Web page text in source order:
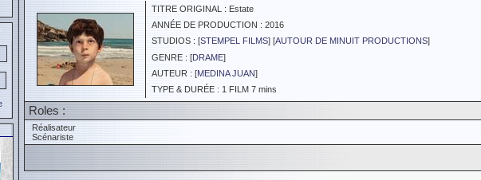
TITRE ORIGINAL : Estate
ANNÉE DE PRODUCTION : 2016
STUDIOS : [STEMPEL FILMS] [AUTOUR DE MINUIT PRODUCTIONS]
GENRE : [DRAME]
AUTEUR : [MEDINA JUAN]
TYPE & DURÉE : 1 FILM 7 mins
Roles :
Réalisateur
Scénariste